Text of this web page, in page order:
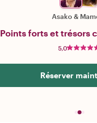
Asako &
Points forts et trésors
5,0
Réserver